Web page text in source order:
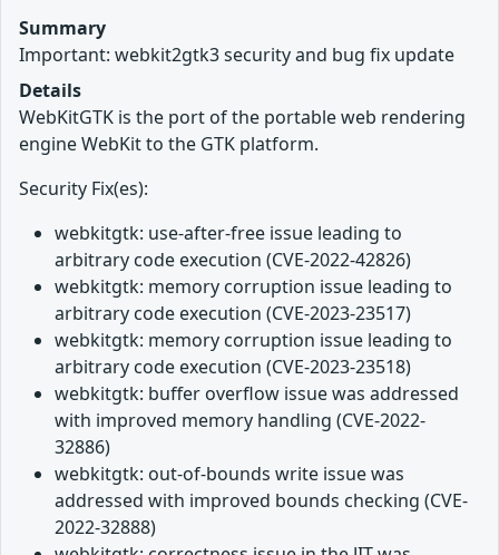
Summary
Important: webkit2gtk3 security and bug fix update
Details
WebKitGTK is the port of the portable web rendering
engine WebKit to the GTK platform.
Security Fix(es):
webkitgtk: use-after-free issue leading to
arbitrary code execution (CVE-2022-42826)
webkitgtk: memory corruption issue leading to
arbitrary code execution (CVE-2023-23517)
webkitgtk: memory corruption issue leading to
arbitrary code execution (CVE-2023-23518)
webkitgtk: buffer overflow issue was addressed
with improved memory handling (CVE-2022-
32886)
webkitgtk: out-of-bounds write issue was
addressed with improved bounds checking (CVE-
2022-32888)